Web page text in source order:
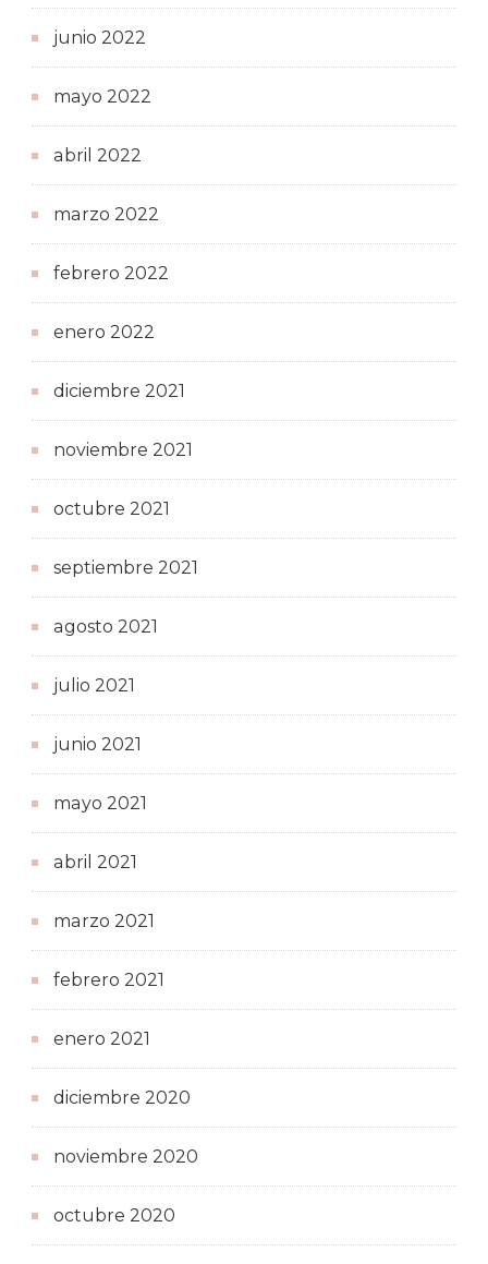
junio 2022
mayo 2022
abril 2022
marzo 2022
febrero 2022
enero 2022
diciembre 2021
noviembre 2021
octubre 2021
septiembre 2021
agosto 2021
julio 2021
junio 2021
mayo 2021
abril 2021
marzo 2021
febrero 2021
enero 2021
diciembre 2020
noviembre 2020
octubre 2020